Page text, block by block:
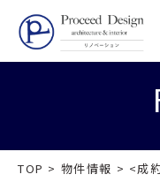
TOP > 物件情報 > <成